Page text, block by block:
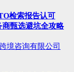
检索报告认可
甄选避坑全攻略
境咨询有限公司